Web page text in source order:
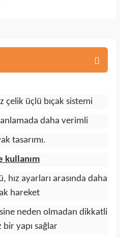
çelik üçlü bıçak sistemi
daha verimli
tasarımı.
kullanım
hız ayarları arasında daha
hareket
neden olmadan dikkatli
yapı sağlar